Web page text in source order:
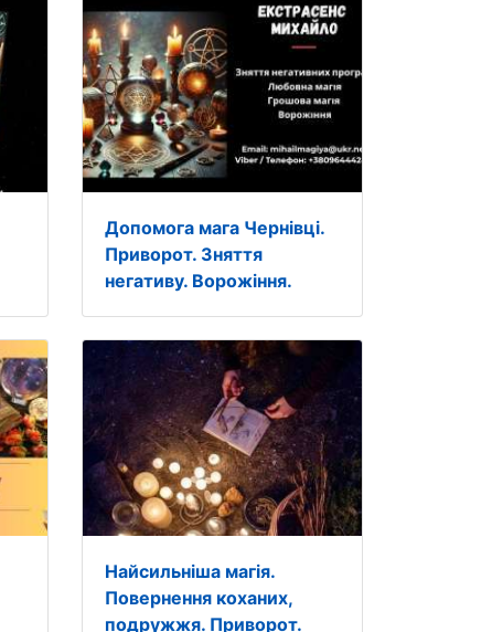
Допомога мага Чернівці.
Приворот. Зняття
негативу. Ворожіння.
Найсильніша магія.
Повернення коханих,
подружжя. Приворот.